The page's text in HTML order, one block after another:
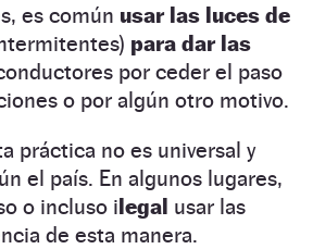
es común usar las luces de
para dar las
por ceder el paso
o por algún otro motivo.
práctica no es universal y
el país. En algunos lugares,
o incluso ilegal usar las
de esta manera.